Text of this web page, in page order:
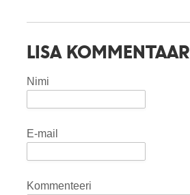
LISA KOMMENTAAR
Nimi
E-mail
Kommenteeri